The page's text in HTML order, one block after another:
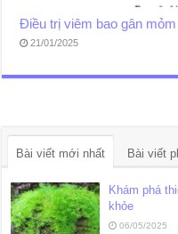
Điều trị viêm bao gân
21/01/2025
Bài viết mới nhất Bài viết
Khám phá
khỏe
06/05/2025